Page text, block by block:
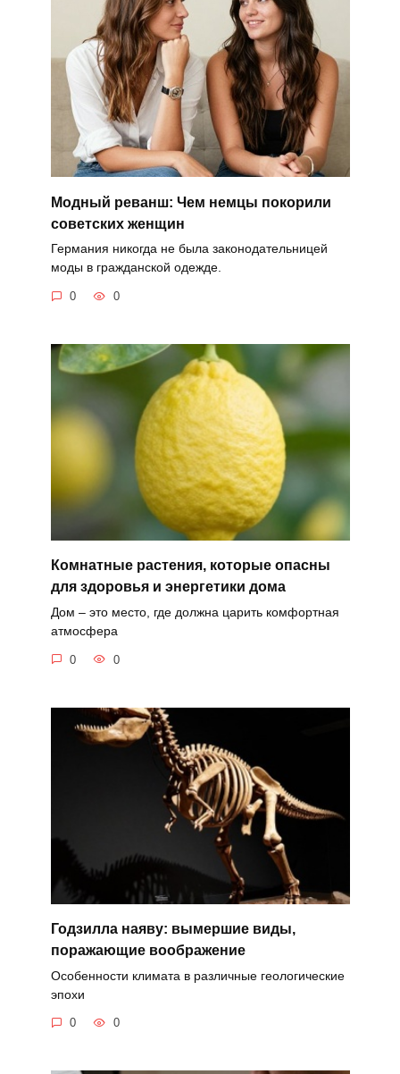
Модный реванш: Чем немцы покорили
советских женщин
Германия никогда не была законодательницей
моды в гражданской одежде.
0 0
Комнатные растения, которые опасны
для здоровья и энергетики дома
Дом – это место, где должна царить комфортная
атмосфера
0 0
Годзилла наяву: вымершие виды,
поражающие воображение
Особенности климата в различные геологические
эпохи
0 0